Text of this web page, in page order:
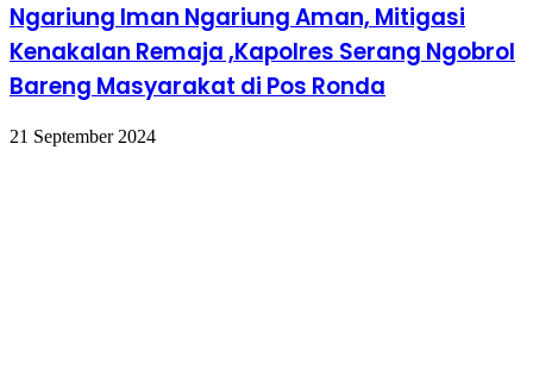
Ngariung Iman Ngariung Aman, Mitigasi
Kenakalan Remaja ,Kapolres Serang Ngobrol
Bareng Masyarakat di Pos Ronda
21 September 2024